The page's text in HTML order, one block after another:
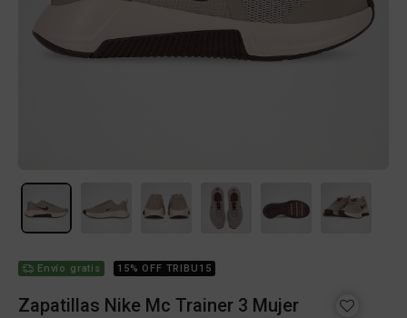
Envío gratis 15% OFF TRIBU15
Zapatillas Nike Mc Trainer 3 Mujer